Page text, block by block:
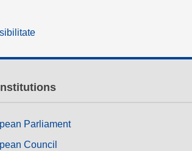
Parliament
Council